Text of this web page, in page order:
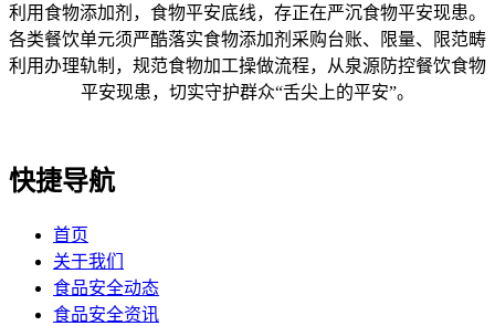
利用食物添加剂，食物平安底线，存正在严沉食物平安现患。
各类餐饮单元须严酷落实食物添加剂采购台账、限量、限范畴
利用办理轨制，规范食物加工操做流程，从泉源防控餐饮食物
平安现患，切实守护群众“舌尖上的平安”。
快捷导航
首页
关于我们
食品安全动态
食品安全资讯